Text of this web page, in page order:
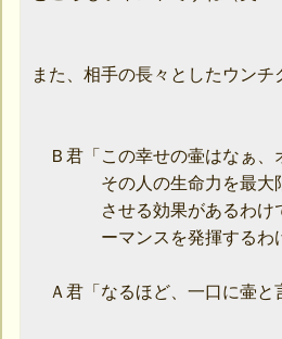
また、相手の長々としたウン
Ｂ君「この幸せの壷はなぁ、
その人の生命力を最大限の
させる効果があるわけで、
ーマンスを発揮するわけ
Ａ君「なるほど、一口に壷と